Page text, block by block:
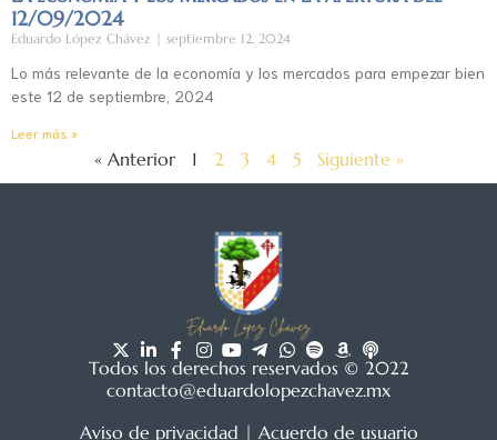
12/09/2024
Eduardo López Chávez septiembre 12, 2024
Lo más relevante de la economía y los mercados para empezar bien
este 12 de septiembre, 2024
Leer más »
« Anterior 1 2 3 4 5 Siguiente »
Todos los derechos reservados © 2022
contacto@eduardolopezchavez.mx
Aviso de privacidad | Acuerdo de usuario